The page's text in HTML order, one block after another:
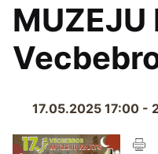
MUZEJU
17.05.2025 17:00 -